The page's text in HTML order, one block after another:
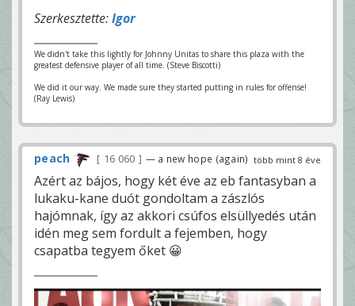
Szerkesztette:Igor
We didn't take this lightly for Johnny Unitas to share this plaza with the
greatest defensive player of all time. (Steve Biscotti)
We did it our way. We made sure they started putting in rules for offense!
(Ray Lewis)
több mint 8 éve
peach 16 060 — a new hope (again)
Azért az bájos, hogy két éve az eb fantasyban a
lukaku-kane duót gondoltam a zászlós
hajómnak, így az akkori csúfos elsüllyedés után
idén meg sem fordult a fejemben, hogy
csapatba tegyem őket 😀